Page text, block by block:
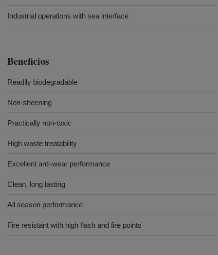
Industrial operations with sea interface
Beneficios
Readily biodegradable
Non-sheening
Practically non-toxic
High waste treatability
Excellent anti-wear performance
Clean, long lasting
All season performance
Fire resistant with high flash and fire points